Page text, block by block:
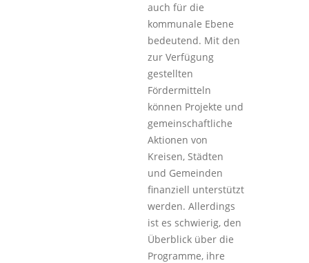
auch für die
kommunale Ebene
bedeutend. Mit den
zur Verfügung
gestellten
Fördermitteln
können Projekte und
gemeinschaftliche
Aktionen von
Kreisen, Städten
und Gemeinden
finanziell unterstützt
werden. Allerdings
ist es schwierig, den
Überblick über die
Programme, ihre